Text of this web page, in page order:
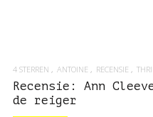
4 STERREN ANTOINE RECENSIE
Recensie: Ann
de reiger